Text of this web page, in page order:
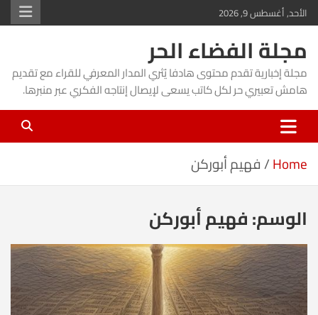
Skip
to
content
الأحد, أغسطس 9, 2026
مجلة الفضاء الحر
مجلة إخبارية تقدم محتوى هادفا يُثري المدار المعرفي للقراء مع تقديم
هامش تعبيري حر لكل كاتب يسعى لإيصال إنتاجه الفكري عبر منبرها.
Home فهيم أبوركن
الوسم:فهيم أبوركن